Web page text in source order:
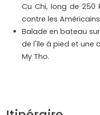
Cu Chi, long de
contre les
Balade en bateau
de l'île à pied et une
My Tho.